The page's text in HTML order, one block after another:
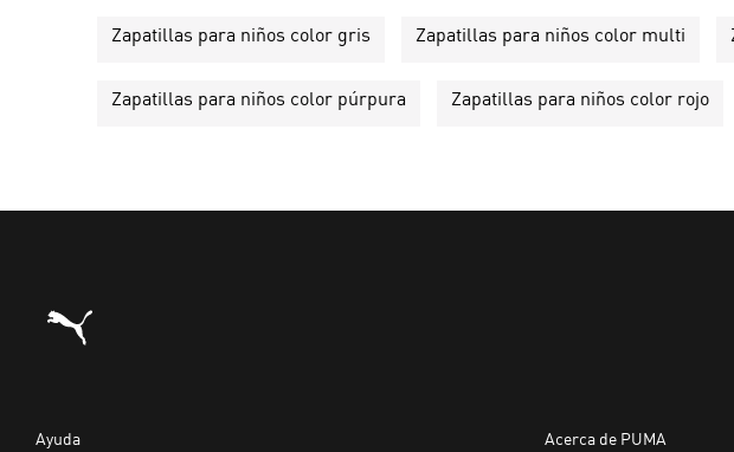
Zapatillas para niños color gris Zapatillas para niños color multi
Zapatillas para niños color púrpura Zapatillas para niños color rojo